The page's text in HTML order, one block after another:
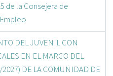
de la Consejera de
DEL JUVENIL CON
EN EL MARCO DEL
DE LA COMUNIDAD DE